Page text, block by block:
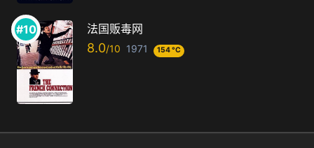
法国贩毒网
8.0 1971 154 °C